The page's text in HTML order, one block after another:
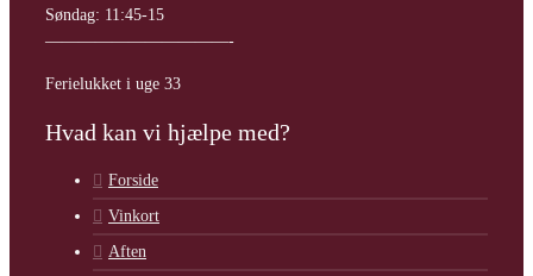
Søndag: 11:45-15
———————————-
Ferielukket i uge 33
Hvad kan vi hjælpe med?
Forside
Vinkort
Aften